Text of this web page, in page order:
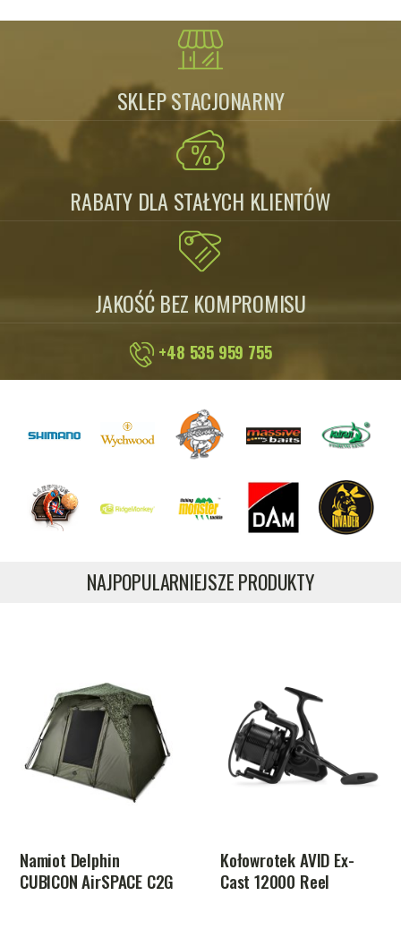
SKLEP STACJONARNY
RABATY DLA STAŁYCH KLIENTÓW
JAKOŚĆ BEZ KOMPROMISU
+48 535 959 755
NAJPOPULARNIEJSZE PRODUKTY
Namiot Delphin
CUBICON AirSPACE C2G
Kołowrotek AVID Ex-
Cast 12000 Reel